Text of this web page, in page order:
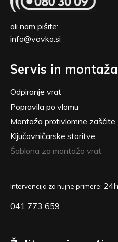
ali nam pišite:
info@vovko.si
Servis in montaža
Odpiranje vrat
Popravila po vlomu
Montaža protivlomne zaščite
Ključavničarske storitve
Šablona za montažo vrat
Intervencija za nujne primere:
041 773 659